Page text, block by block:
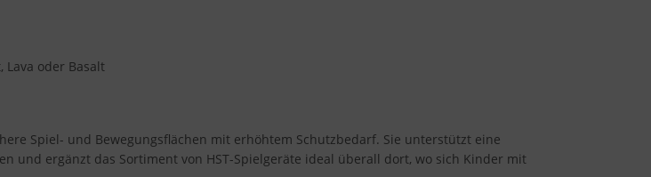
oder Basalt
Spiel- und Bewegungsflächen mit erhöhtem Schutzbedarf. Sie unterstützt eine
und ergänzt das Sortiment von HST-Spielgeräte ideal überall dort, wo sich Kinder mit